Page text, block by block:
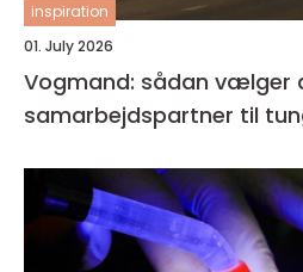
inspiration
01. July 2026
Vogmand: sådan vælger
samarbejdspartner til